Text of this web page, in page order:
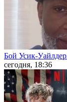
Бой Усик-
сегодня, 18:36